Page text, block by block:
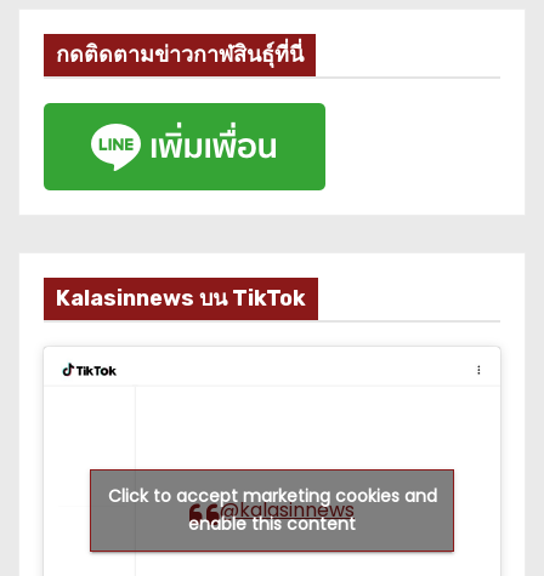
กดติดตามข่าวกาฬสินธุ์ที่นี่
Kalasinnews บน TikTok
@kalasinnews
Click to accept marketing cookies and
enable this content